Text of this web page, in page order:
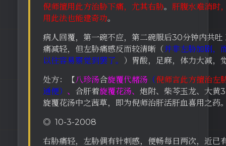
倪师擅用此方治胁下痛，尤其右胁。 肝腹水难消时
用此法也能建奇功。
病人回覆，第一碗不应，第二碗服后30分钟内共吐
痛减轻，但左胁痛感反而较清晰（并非左胁加剧，
以往容易察觉到罢了。
）胃酸，足麻，体力大减，
处方：【八珍汤合旋覆代赭汤 （倪师言此方擅治左
通便） 、 合肝着旋覆花汤、 炮附、柴芩玉龙、大黄
旋覆花汤中之茜草，即为倪师治肝活肝血喜用之药
◎ 10-3-2008
右胁痛轻，左胁偶有针刺感，便畅每日两次，近已